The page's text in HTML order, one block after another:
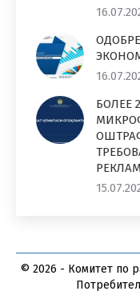
БОЛЕЕ
© 2026 - Комитет по